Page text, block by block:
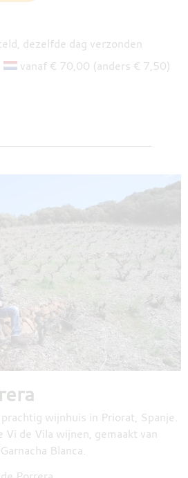
dezelfde dag verzonden
vanaf € 70,00 (anders € 7,50)
wijnhuis in Priorat, Spanje.
Vi de Vila wijnen, gemaakt van
Blanca.